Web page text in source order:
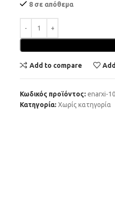
8 σε απόθεμα
Add to compare
Κωδικός προϊόντος: enarxi-
Κατηγορία: Χωρίς κατηγορία